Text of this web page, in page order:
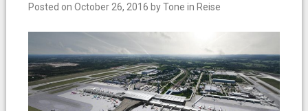
Posted on October 26, 2016 byTone in Reise